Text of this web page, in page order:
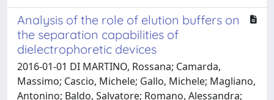
Analysis of the role of elution buffers on
the separation capabilities of
dielectrophoretic devices
2016-01-01 DI MARTINO, Rossana; Camarda,
Massimo; Cascio, Michele; Gallo, Michele; Magliano,
Antonino; Baldo, Salvatore; Romano, Alessandra;